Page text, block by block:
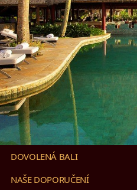
DOVOLENÁ BALI
NAŠE DOPORUČENÍ